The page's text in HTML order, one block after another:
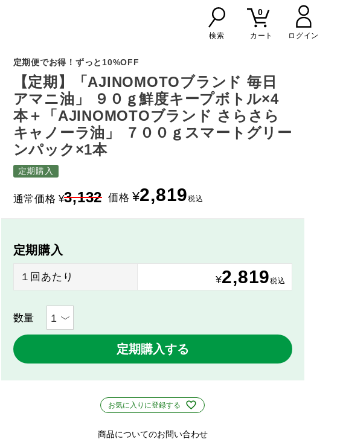
検索
0
カート
定期便でお得！ずっと10%OFF
【定期】「AJINOMOTOブランド 毎日
アマニ油」 ９０ｇ鮮度キープボトル×4
本＋「AJINOMOTOブランド さらさら
キャノーラ油」 ７００ｇスマートグリー
ンパック×1本
定期購入
通常価格 ¥3,132 価格 ¥2,819税込
定期購入
１回あたり ¥2,819税込
定期購入する
お気に入りに登録する
商品についてのお問い合わせ